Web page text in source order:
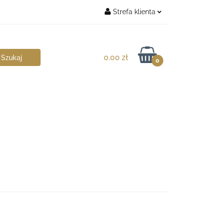
Strefa klienta
Zarejestruj się
Dodaj zgłoszenie
0.00 zł 0